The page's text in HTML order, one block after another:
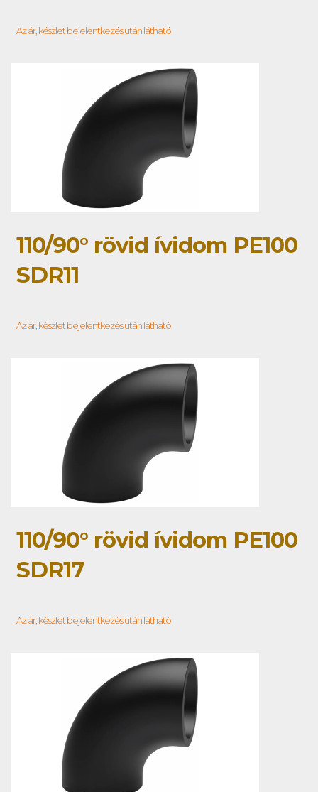
Az ár, készlet bejelentkezés után látható
110/90° rövid ívidom PE100
SDR11
Az ár, készlet bejelentkezés után látható
110/90° rövid ívidom PE100
SDR17
Az ár, készlet bejelentkezés után látható